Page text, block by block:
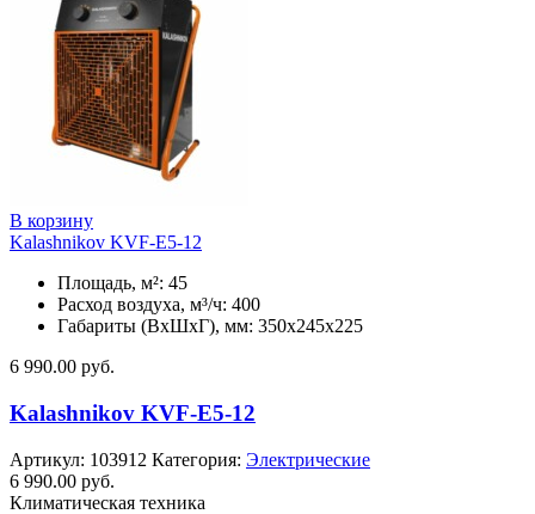
В корзину
Kalashnikov KVF-E5-12
Площадь, м²: 45
Расход воздуха, м³/ч: 400
Габариты (ВхШхГ), мм: 350x245x225
6 990.00 руб.
Kalashnikov KVF-E5-12
Артикул: 103912 Категория: Электрические
6 990.00 руб.
Климатическая техника